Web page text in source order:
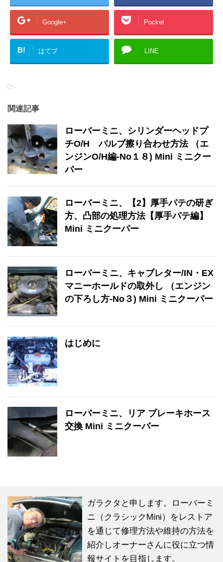
Google+ Pocket
B! はてブ LINE
-
関連記事
ローバーミニ、シリンダーヘッドプ
チO/H バルブ擦り合わせ方法 （エ
ンジンO/H編-No１８) Mini ミニクー
パー
ローバーミニ、【2】厚手パテの研ぎ
方、凸部の処理方法【厚手パテ編】
Mini ミニクーパー
ローバーミニ、キャブレター/IN・EX
マニーホールドの取外し （エンジン
の下ろし方-No３) Mini ミニクーパー
はじめに
ローバーミニ、リア ブレーキホース
交換 Mini ミニクーパー
ガラクタと申します。ローバーミ
ニ（クラシックMini）をレストア
を通じて修理方法や維持の方法を
紹介しオーナーさんに役に立つ情
報サイトを目指します。